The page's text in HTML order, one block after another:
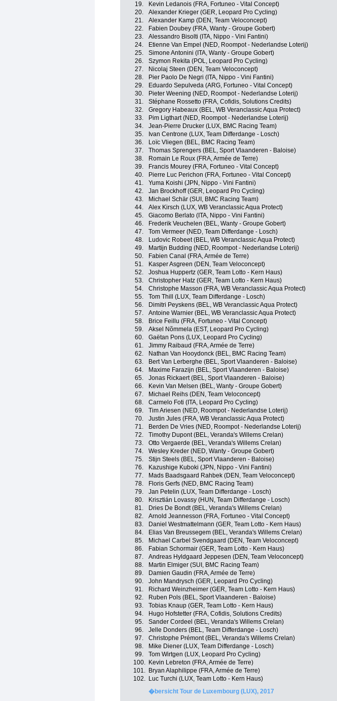
19.
Kevin Ledanois (FRA, Fortuneo - Vital Concept)
20.
Alexander Krieger (GER, Leopard Pro Cycling)
21.
Alexander Kamp (DEN, Team Veloconcept)
22.
Fabien Doubey (FRA, Wanty - Groupe Gobert)
23.
Alessandro Bisolti (ITA, Nippo - Vini Fantini)
24.
Etienne Van Empel (NED, Roompot - Nederlandse Loterij)
25.
Simone Antonini (ITA, Wanty - Groupe Gobert)
26.
Szymon Rekita (POL, Leopard Pro Cycling)
27.
Nicolaj Steen (DEN, Team Veloconcept)
28.
Pier Paolo De Negri (ITA, Nippo - Vini Fantini)
29.
Eduardo Sepulveda (ARG, Fortuneo - Vital Concept)
30.
Pieter Weening (NED, Roompot - Nederlandse Loterij)
31.
Stéphane Rossetto (FRA, Cofidis, Solutions Credits)
32.
Gregory Habeaux (BEL, WB Veranclassic Aqua Protect)
33.
Pim Ligthart (NED, Roompot - Nederlandse Loterij)
34.
Jean-Pierre Drucker (LUX, BMC Racing Team)
35.
Ivan Centrone (LUX, Team Differdange - Losch)
36.
Loïc Vliegen (BEL, BMC Racing Team)
37.
Thomas Sprengers (BEL, Sport Vlaanderen - Baloise)
38.
Romain Le Roux (FRA, Armée de Terre)
39.
Francis Mourey (FRA, Fortuneo - Vital Concept)
40.
Pierre Luc Perichon (FRA, Fortuneo - Vital Concept)
41.
Yuma Koishi (JPN, Nippo - Vini Fantini)
42.
Jan Brockhoff (GER, Leopard Pro Cycling)
43.
Michael Schär (SUI, BMC Racing Team)
44.
Alex Kirsch (LUX, WB Veranclassic Aqua Protect)
45.
Giacomo Berlato (ITA, Nippo - Vini Fantini)
46.
Frederik Veuchelen (BEL, Wanty - Groupe Gobert)
47.
Tom Vermeer (NED, Team Differdange - Losch)
48.
Ludovic Robeet (BEL, WB Veranclassic Aqua Protect)
49.
Martijn Budding (NED, Roompot - Nederlandse Loterij)
50.
Fabien Canal (FRA, Armée de Terre)
51.
Kasper Asgreen (DEN, Team Veloconcept)
52.
Joshua Huppertz (GER, Team Lotto - Kern Haus)
53.
Christopher Hatz (GER, Team Lotto - Kern Haus)
54.
Christophe Masson (FRA, WB Veranclassic Aqua Protect)
55.
Tom Thill (LUX, Team Differdange - Losch)
56.
Dimitri Peyskens (BEL, WB Veranclassic Aqua Protect)
57.
Antoine Warnier (BEL, WB Veranclassic Aqua Protect)
58.
Brice Feillu (FRA, Fortuneo - Vital Concept)
59.
Aksel Nõmmela (EST, Leopard Pro Cycling)
60.
Gaëtan Pons (LUX, Leopard Pro Cycling)
61.
Jimmy Raibaud (FRA, Armée de Terre)
62.
Nathan Van Hooydonck (BEL, BMC Racing Team)
63.
Bert Van Lerberghe (BEL, Sport Vlaanderen - Baloise)
64.
Maxime Farazijn (BEL, Sport Vlaanderen - Baloise)
65.
Jonas Rickaert (BEL, Sport Vlaanderen - Baloise)
66.
Kevin Van Melsen (BEL, Wanty - Groupe Gobert)
67.
Michael Reihs (DEN, Team Veloconcept)
68.
Carmelo Foti (ITA, Leopard Pro Cycling)
69.
Tim Ariesen (NED, Roompot - Nederlandse Loterij)
70.
Justin Jules (FRA, WB Veranclassic Aqua Protect)
71.
Berden De Vries (NED, Roompot - Nederlandse Loterij)
72.
Timothy Dupont (BEL, Veranda's Willems Crelan)
73.
Otto Vergaerde (BEL, Veranda's Willems Crelan)
74.
Wesley Kreder (NED, Wanty - Groupe Gobert)
75.
Stijn Steels (BEL, Sport Vlaanderen - Baloise)
76.
Kazushige Kuboki (JPN, Nippo - Vini Fantini)
77.
Mads Baadsgaard Rahbek (DEN, Team Veloconcept)
78.
Floris Gerfs (NED, BMC Racing Team)
79.
Jan Petelin (LUX, Team Differdange - Losch)
80.
Krisztián Lovassy (HUN, Team Differdange - Losch)
81.
Dries De Bondt (BEL, Veranda's Willems Crelan)
82.
Arnold Jeannesson (FRA, Fortuneo - Vital Concept)
83.
Daniel Westmattelmann (GER, Team Lotto - Kern Haus)
84.
Elias Van Breussegem (BEL, Veranda's Willems Crelan)
85.
Michael Carbel Svendgaard (DEN, Team Veloconcept)
86.
Fabian Schormair (GER, Team Lotto - Kern Haus)
87.
Andreas Hyldgaard Jeppesen (DEN, Team Veloconcept)
88.
Martin Elmiger (SUI, BMC Racing Team)
89.
Damien Gaudin (FRA, Armée de Terre)
90.
John Mandrysch (GER, Leopard Pro Cycling)
91.
Richard Weinzheimer (GER, Team Lotto - Kern Haus)
92.
Ruben Pols (BEL, Sport Vlaanderen - Baloise)
93.
Tobias Knaup (GER, Team Lotto - Kern Haus)
94.
Hugo Hofstetter (FRA, Cofidis, Solutions Credits)
95.
Sander Cordeel (BEL, Veranda's Willems Crelan)
96.
Jelle Donders (BEL, Team Differdange - Losch)
97.
Christophe Prémont (BEL, Veranda's Willems Crelan)
98.
Mike Diener (LUX, Team Differdange - Losch)
99.
Tom Wirtgen (LUX, Leopard Pro Cycling)
100.
Kevin Lebreton (FRA, Armée de Terre)
101.
Bryan Alaphilippe (FRA, Armée de Terre)
102.
Luc Turchi (LUX, Team Lotto - Kern Haus)
�bersicht Tour de Luxembourg (LUX), 2017